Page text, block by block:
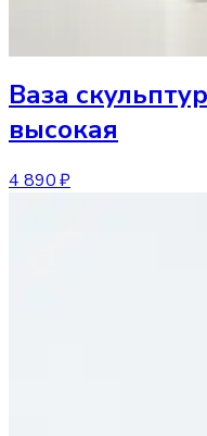
Ваза
высокая
4 890 ₽